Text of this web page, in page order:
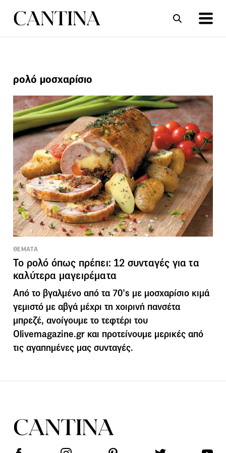
ΣΥΝΤΑΓΕΣ
ρολό μοσχαρίσιο
ΘΕΜΑΤΑ
Το ρολό όπως πρέπει: 12 συνταγές για τα
καλύτερα μαγειρέματα
Από το βγαλμένο από τα 70's με μοσχαρίσιο κιμά
γεμιστό με αβγά μέχρι τη χοιρινή πανσέτα
μπρεζέ, ανοίγουμε το τεφτέρι του
Olivemagazine.gr και προτείνουμε μερικές από
τις αγαπημένες μας συνταγές.